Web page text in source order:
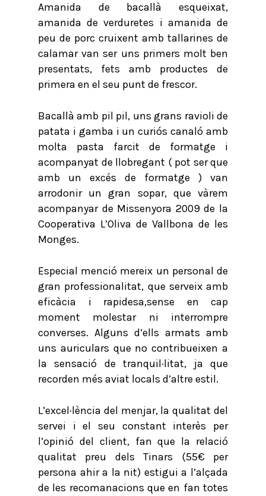
Amanida de bacallà esqueixat,
amanida de verduretes i amanida de
peu de porc cruixent amb tallarines de
calamar van ser uns primers molt ben
presentats, fets amb productes de
primera en el seu punt de frescor.
Bacallà amb pil pil, uns grans ravioli de
patata i gamba i un curiós canaló amb
molta pasta farcit de formatge i
acompanyat de llobregant ( pot ser que
amb un excés de formatge ) van
arrodonir un gran sopar, que vàrem
acompanyar de Missenyora 2009 de la
Cooperativa L’Oliva de Vallbona de les
Monges.
Especial menció mereix un personal de
gran professionalitat, que serveix amb
eficàcia i rapidesa,sense en cap
moment molestar ni interrompre
converses. Alguns d’ells armats amb
uns auriculars que no contribueixen a
la sensació de tranquil·litat, ja que
recorden més aviat locals d’altre estil.
L’excel·lència del menjar, la qualitat del
servei i el seu constant interès per
l’opinió del client, fan que la relació
qualitat preu dels Tinars (55€ per
persona ahir a la nit) estigui a l’alçada
de les recomanacions que en fan totes